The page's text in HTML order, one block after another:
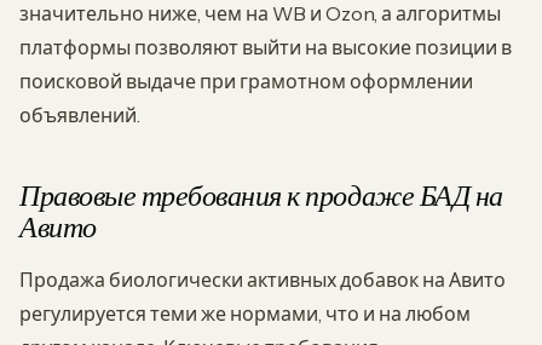
значительно ниже, чем на WB и Ozon, а алгоритмы
платформы позволяют выйти на высокие позиции в
поисковой выдаче при грамотном оформлении
объявлений.
Правовые требования к продаже БАД на
Авито
Продажа биологически активных добавок на Авито
регулируется теми же нормами, что и на любом